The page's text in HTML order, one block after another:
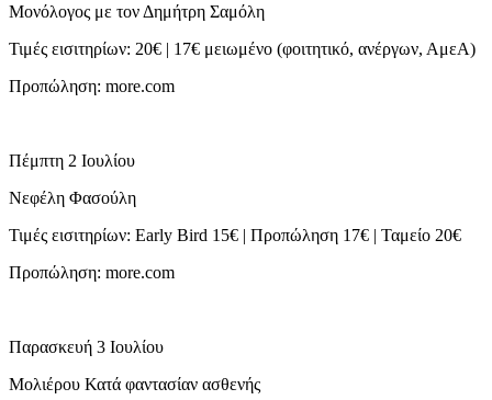
Μονόλογος με τον Δημήτρη Σαμόλη
Τιμές εισιτηρίων: 20€ | 17€ μειωμένο (φοιτητικό, ανέργων, ΑμεΑ)
Προπώληση: more.com
Πέμπτη 2 Ιουλίου
Νεφέλη Φασούλη
Τιμές εισιτηρίων: Early Bird 15€ | Προπώληση 17€ | Ταμείο 20€
Προπώληση: more.com
Παρασκευή 3 Ιουλίου
Μολιέρου Κατά φαντασίαν ασθενής